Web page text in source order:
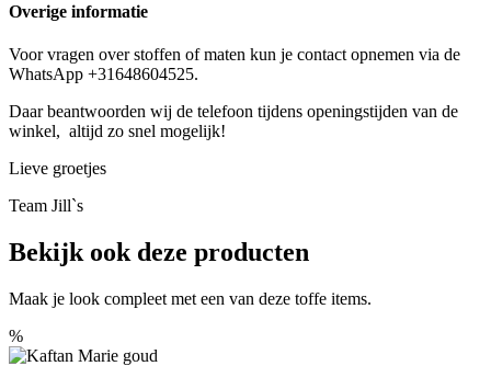
Overige informatie
Voor vragen over stoffen of maten kun je contact opnemen via de
WhatsApp +31648604525.
Daar beantwoorden wij de telefoon tijdens openingstijden van de
winkel, altijd zo snel mogelijk!
Lieve groetjes
Team Jill`s
Bekijk ook deze producten
Maak je look compleet met een van deze toffe items.
%